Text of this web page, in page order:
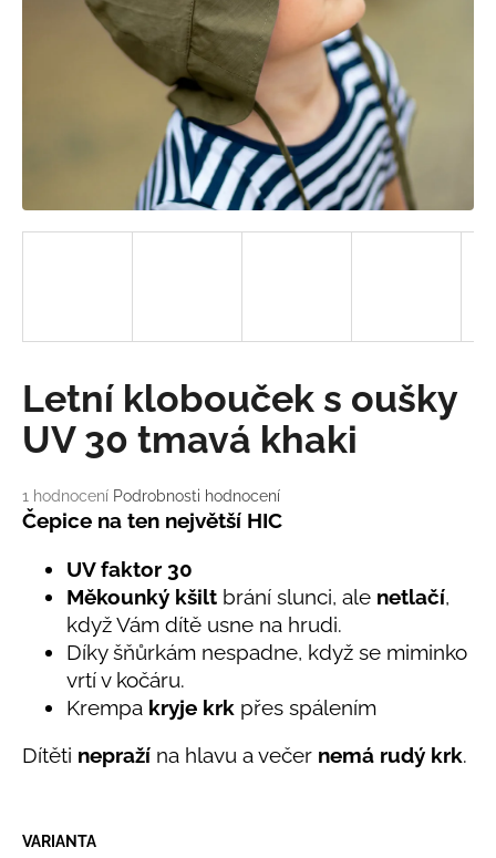
Průměrné
hodnocení
produktu
hvězdiček.
1 hodnocení Podrobnosti hodnocení
Letní klobouček s oušky
UV 30 tmavá khaki
Čepice na ten největší HIC
UV faktor 30
Měkounký kšilt brání slunci, ale netlačí,
když Vám dítě usne na hrudi.
Díky šňůrkám nespadne, když se miminko
vrtí v kočáru.
Krempa kryje krk přes spálením
Dítěti nepraží na hlavu a večer nemá rudý krk.
VARIANTA
p
o
r
č
u
LETNÍ
ČEPICE
30
SVĚTLE